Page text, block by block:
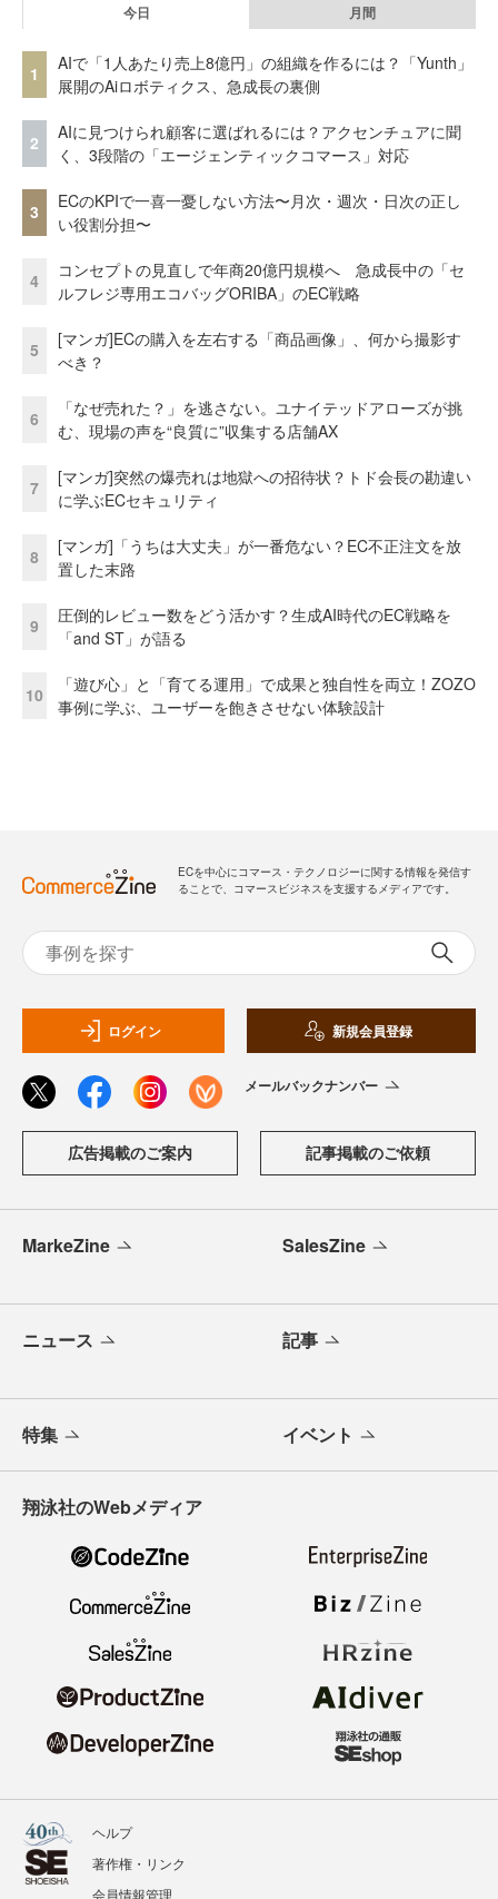
今日 月間
1
AIで「1人あたり売上8億円」の組織を作るには？「Yunth」
展開のAiロボティクス、急成長の裏側
2
AIに見つけられ顧客に選ばれるには？アクセンチュアに聞
く、3段階の「エージェンティックコマース」対応
3
ECのKPIで一喜一憂しない方法〜月次・週次・日次の正し
い役割分担〜
4
コンセプトの見直しで年商20億円規模へ 急成長中の「セ
ルフレジ専用エコバッグORIBA」のEC戦略
5
[マンガ]ECの購入を左右する「商品画像」、何から撮影す
べき？
6
「なぜ売れた？」を逃さない。ユナイテッドアローズが挑
む、現場の声を“良質に”収集する店舗AX
7
[マンガ]突然の爆売れは地獄への招待状？トド会長の勘違い
に学ぶECセキュリティ
8
[マンガ]「うちは大丈夫」が一番危ない？EC不正注文を放
置した末路
9
圧倒的レビュー数をどう活かす？生成AI時代のEC戦略を
「and ST」が語る
10
「遊び心」と「育てる運用」で成果と独自性を両立！ZOZO
事例に学ぶ、ユーザーを飽きさせない体験設計
ECを中心にコマース・テクノロジーに関する情報を発信す
ることで、コマースビジネスを支援するメディアです。
ログイン 新規会員登録
メールバックナンバー
広告掲載のご案内 記事掲載のご依頼
MarkeZine SalesZine
ニュース 記事
特集 イベント
翔泳社のWebメディア
ヘルプ
著作権・リンク
会員情報管理